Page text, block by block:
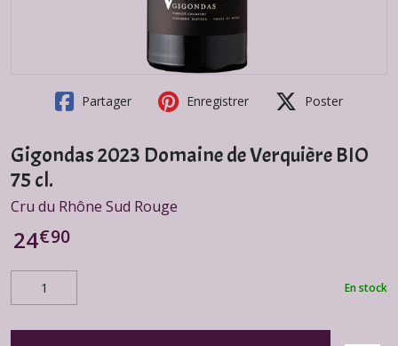
Partager Enregistrer Poster
Gigondas 2023 Domaine de Verquière BIO
75 cl.
Cru du Rhône Sud Rouge
24€90
En stock